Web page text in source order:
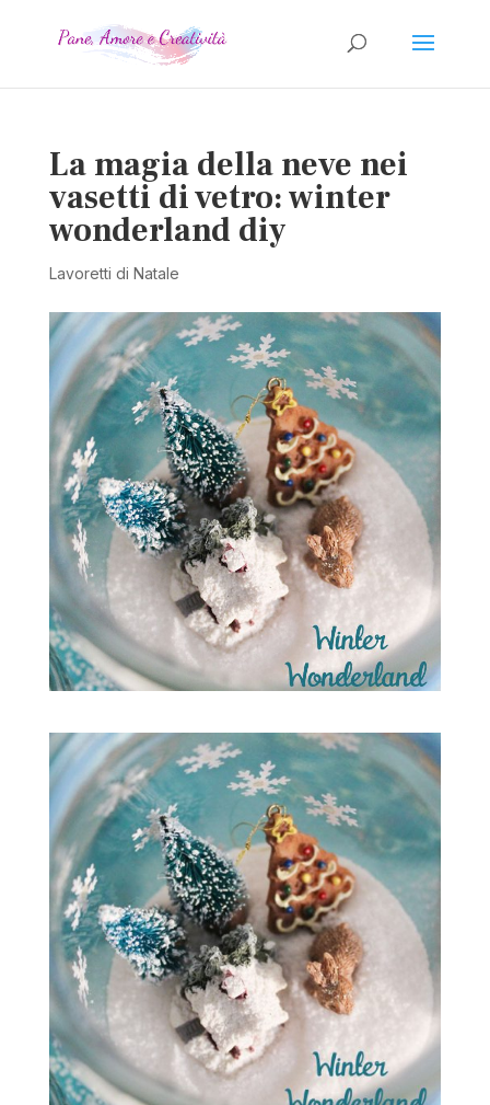
La magia della neve nei
vasetti di vetro: winter
wonderland diy
Lavoretti di Natale